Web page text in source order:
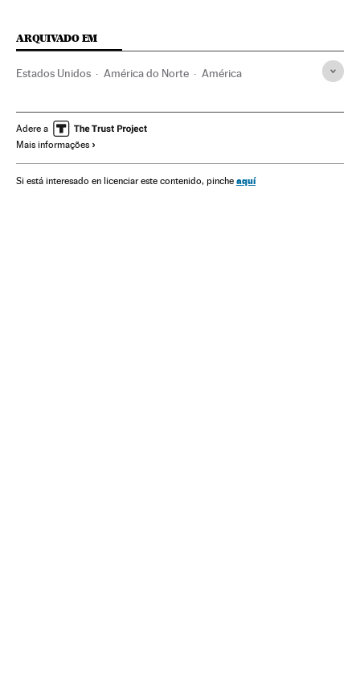
ARQUIVADO EM
Estados Unidos América do Norte América
Adere a
Mais informações
Si está interesado en licenciar este contenido, pinche aquí